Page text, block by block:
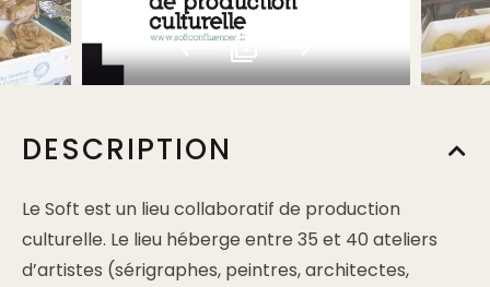
2
DESCRIPTION
Le Soft est un lieu collaboratif de production
culturelle. Le lieu héberge entre 35 et 40 ateliers
d’artistes (sérigraphes, peintres, architectes,